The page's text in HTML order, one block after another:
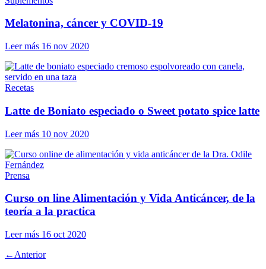
Melatonina, cáncer y COVID-19
Leer más 16 nov 2020
Recetas
Latte de Boniato especiado o Sweet potato spice latte
Leer más 10 nov 2020
Prensa
Curso on line Alimentación y Vida Anticáncer, de la
teoría a la practica
Leer más 16 oct 2020
← Anterior